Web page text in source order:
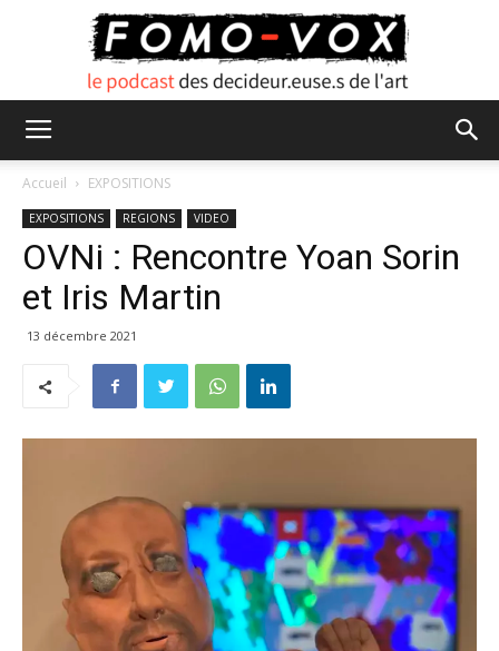
VOX
Accueil EXPOSITIONS
EXPOSITIONS REGIONS VIDEO
OVNi : Rencontre Yoan Sorin
et Iris Martin
13 décembre 2021